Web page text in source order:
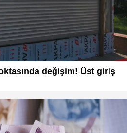
değişim! Üst giriş